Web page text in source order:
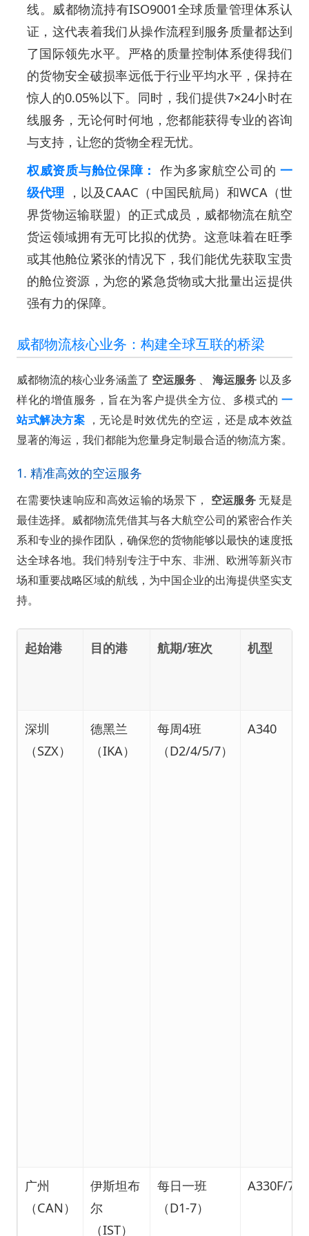
线。威都物流持有ISO9001全球质量管理体系认
证，这代表着我们从操作流程到服务质量都达到
了国际领先水平。严格的质量控制体系使得我们
的货物安全破损率远低于行业平均水平，保持在
惊人的0.05%以下。同时，我们提供7×24小时在
线服务，无论何时何地，您都能获得专业的咨询
与支持，让您的货物全程无忧。
权威资质与舱位保障： 作为多家航空公司的一
级代理
，以及CAAC（中国民航局）和WCA（世
界货物运输联盟）的正式成员，威都物流在航空
货运领域拥有无可比拟的优势。这意味着在旺季
或其他舱位紧张的情况下，我们能优先获取宝贵
的舱位资源，为您的紧急货物或大批量出运提供
强有力的保障。
威都物流核心业务：构建全球互联的桥梁
威都物流的核心业务涵盖了 空运服务 、 海运服务 以及多
样化的增值服务，旨在为客户提供全方位、多模式的 一
站式解决方案 ，无论是时效优先的空运，还是成本效益
显著的海运，我们都能为您量身定制最合适的物流方案。
1. 精准高效的空运服务
在需要快速响应和高效运输的场景下， 空运服务无疑是
最佳选择。威都物流凭借其与各大航空公司的紧密合作关
系和专业的操作团队，确保您的货物能够以最快的速度抵
达全球各地。我们特别专注于中东、非洲、欧洲等新兴市
场和重要战略区域的航线，为中国企业的出海提供坚实支
持。
起始港 目的港 航期/班次 机型
深圳
（SZX）
德黑兰
（IKA）
每周4班
（D2/4/5/7）
A340
广州
（CAN）
伊斯坦布
尔
（IST）
每日一班
（D1-7）
A330F/